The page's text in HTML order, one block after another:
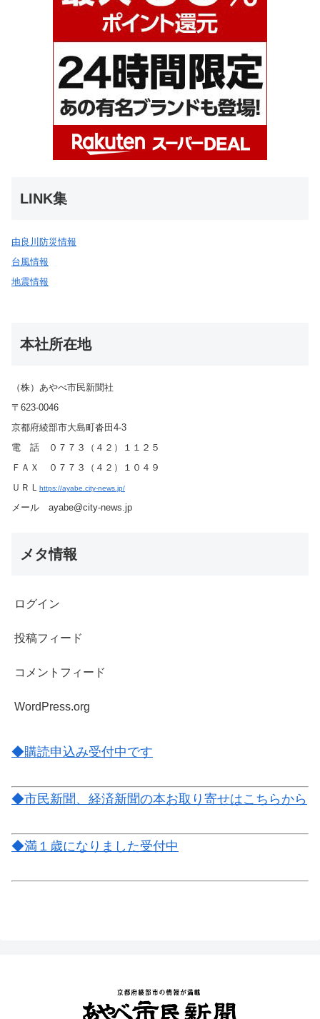
LINK集
由良川防災情報
台風情報
地震情報
本社所在地
（株）あやべ市民新聞社
〒623-0046
京都府綾部市大島町沓田4-3
電 話 ０７７３（４２）１１２５
ＦＡＸ ０７７３（４２）１０４９
ＵＲＬ https://ayabe.city-news.jp/
メール ayabe@city-news.jp
メタ情報
ログイン
投稿フィード
コメントフィード
WordPress.org
◆購読申込み受付中です
◆市民新聞、経済新聞の本お取り寄せはこちらから
◆満１歳になりました受付中